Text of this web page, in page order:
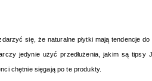
się, że naturalne płytki mają tendencje do
jedynie użyć przedłużenia, jakim są tipsy
chętnie sięgają po te produkty.